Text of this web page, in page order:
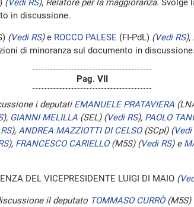
(Vedi RS), Relatore per la maggioranza. Svolge
in discussione.
(Vedi RS)e ROCCO PALESE (FI-PdL) (Vedi RS),
di minoranza sul documento in discussione.
Pag. VII
i deputati EMANUELE PRATAVIERA
), GIANNI MELILLA (SEL) (Vedi RS), PAOLO
), ANDREA MAZZIOTTI DI CELSO(SCpI) (Vedi
), FRANCESCO CARIELLO(M5S) (Vedi RS)e
DEL VICEPRESIDENTE LUIGI DI MAIO (
il deputato TOMMASO CURRÒ(M5S)